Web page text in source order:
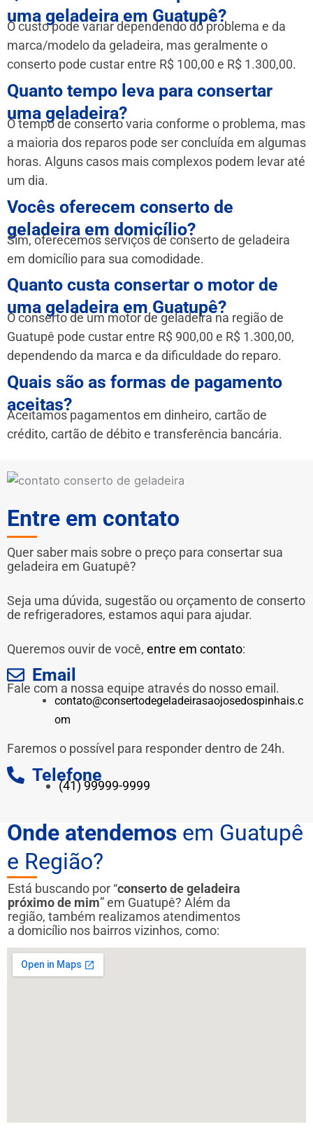
uma geladeira em Guatupê?
O custo pode variar dependendo do problema e da
marca/modelo da geladeira, mas geralmente o
conserto pode custar entre R$ 100,00 e R$ 1.300,00.
Quanto tempo leva para consertar
uma geladeira?
O tempo de conserto varia conforme o problema, mas
a maioria dos reparos pode ser concluída em algumas
horas. Alguns casos mais complexos podem levar até
um dia.
Vocês oferecem conserto de
geladeira em domicílio?
Sim, oferecemos serviços de conserto de geladeira
em domicílio para sua comodidade.
Quanto custa consertar o motor de
uma geladeira em Guatupê?
O conserto de um motor de geladeira na região de
Guatupê pode custar entre R$ 900,00 e R$ 1.300,00,
dependendo da marca e da dificuldade do reparo.
Quais são as formas de pagamento
aceitas?
Aceitamos pagamentos em dinheiro, cartão de
crédito, cartão de débito e transferência bancária.
Entre em contato
Quer saber mais sobre o preço para consertar sua
geladeira em Guatupê?
Seja uma dúvida, sugestão ou orçamento de conserto
de refrigeradores, estamos aqui para ajudar.
Queremos ouvir de você, entre em contato:
Email
Fale com a nossa equipe através do nosso email.
contato@consertodegeladeirasaojosedospinhais.c
om
Faremos o possível para responder dentro de 24h.
Telefone
(41) 99999-9999
Onde atendemos em Guatupê
e Região?
Está buscando por “conserto de geladeira
próximo de mim” em Guatupê? Além da
região, também realizamos atendimentos
a domicílio nos bairros vizinhos, como: